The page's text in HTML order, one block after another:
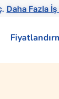
Daha Fazla İş